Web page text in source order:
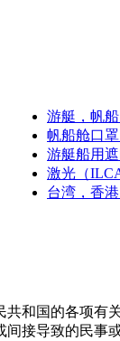
游艇，帆
帆船舱口
游艇船用
激光（
台湾，香
共和国的各项有
间接导致的民事